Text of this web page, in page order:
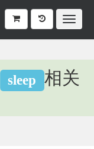
sleep 相关